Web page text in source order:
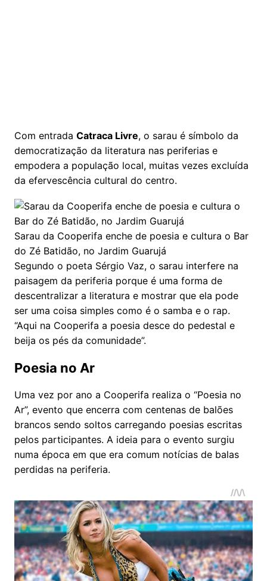
Com entrada Catraca Livre, o sarau é símbolo da
democratização da literatura nas periferias e
empodera a população local, muitas vezes excluída
da efervescência cultural do centro.
Sarau da Cooperifa enche de poesia e cultura o Bar
do Zé Batidão, no Jardim Guarujá
Segundo o poeta Sérgio Vaz, o sarau interfere na
paisagem da periferia porque é uma forma de
descentralizar a literatura e mostrar que ela pode
ser uma coisa simples como é o samba e o rap.
“Aqui na Cooperifa a poesia desce do pedestal e
beija os pés da comunidade”.
Poesia no Ar
Uma vez por ano a Cooperifa realiza o “Poesia no
Ar”, evento que encerra com centenas de balões
brancos sendo soltos carregando poesias escritas
pelos participantes. A ideia para o evento surgiu
numa época em que era comum notícias de balas
perdidas na periferia.